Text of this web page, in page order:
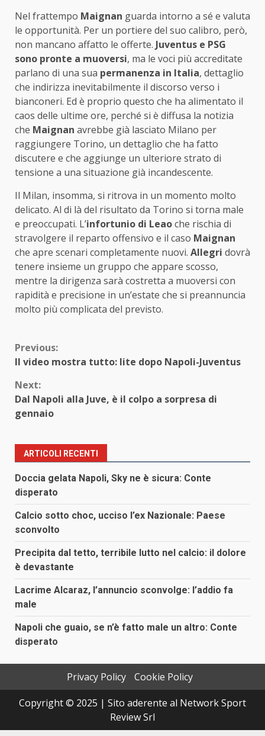
Nel frattempo Maignan guarda intorno a sé e valuta
le opportunità. Per un portiere del suo calibro, però,
non mancano affatto le offerte. Juventus e PSG
sono pronte a muoversi, ma le voci più accreditate
parlano di una sua permanenza in Italia, dettaglio
che indirizza inevitabilmente il discorso verso i
bianconeri. Ed è proprio questo che ha alimentato il
caos delle ultime ore, perché si è diffusa la notizia
che Maignan avrebbe già lasciato Milano per
raggiungere Torino, un dettaglio che ha fatto
discutere e che aggiunge un ulteriore strato di
tensione a una situazione già incandescente.
Il Milan, insomma, si ritrova in un momento molto
delicato. Al di là del risultato da Torino si torna male
e preoccupati. L’infortunio di Leaoche rischia di
stravolgere il reparto offensivo e il caso Maignan
che apre scenari completamente nuovi. Allegri dovrà
tenere insieme un gruppo che appare scosso,
mentre la dirigenza sarà costretta a muoversi con
rapidità e precisione in un’estate che si preannuncia
molto più complicata del previsto.
Continue
Previous:
Il video mostra tutto: lite dopo Napoli-Juventus
Next:
Dal Napoli alla Juve, è il colpo a sorpresa di
gennaio
ARTICOLI RECENTI
Doccia gelata Napoli, Sky ne è sicura: Conte
disperato
Calcio sotto choc, ucciso l’ex Nazionale: Paese
sconvolto
Precipita dal tetto, terribile lutto nel calcio: il dolore
è devastante
Lacrime Alcaraz, l’annuncio sconvolge: l’addio fa
male
Napoli che guaio, se n’è fatto male un altro: Conte
disperato
Privacy Policy
Cookie Policy
Copyright © 2025 | Sito aderente al Network Sport
Review Srl